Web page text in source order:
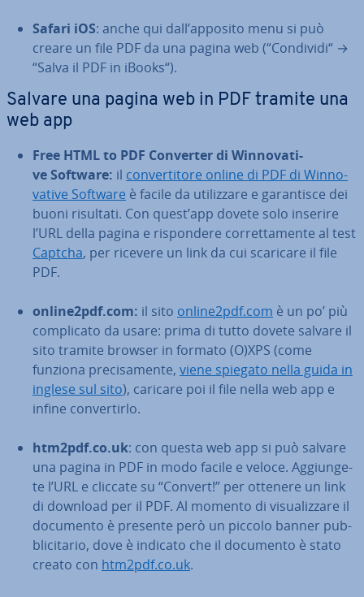
Safari iOS: anche qui dall’apposito menu si può
creare un file PDF da una pagina web (“Condividi“ →
“Salva il PDF in iBooks“).
Salvare una pagina web in PDF tramite una
web app
Free HTML to PDF Converter di Win­no­va­ti­
ve Software: il con­ver­ti­to­re online di PDF di Win­no­
va­ti­ve Software è facile da uti­liz­za­re e ga­ran­ti­sce dei
buoni risultati. Con quest’app dovete solo inserire
l’URL della pagina e ri­spon­de­re cor­ret­ta­men­te al test
Captcha, per ricevere un link da cui scaricare il file
PDF.
online2pdf.com: il sito online2pdf.com è un po’ più
com­pli­ca­to da usare: prima di tutto dovete salvare il
sito tramite browser in formato (O)XPS (come
funziona pre­ci­sa­men­te, viene spiegato nella guida in
inglese sul sito), caricare poi il file nella web app e
infine con­ver­tir­lo.
htm2pdf.co.uk: con questa web app si può salvare
una pagina in PDF in modo facile e veloce. Ag­giun­ge­
te l’URL e cliccate su “Convert!” per ottenere un link
di download per il PDF. Al momento di vi­sua­liz­za­re il
documento è presente però un piccolo banner pub­
bli­ci­ta­rio, dove è indicato che il documento è stato
creato con htm2pdf.co.uk.